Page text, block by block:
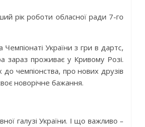
рік роботи обласної ради 7-го
України з гри в дартс,
зараз проживає у Кривому Розі.
до чемпіонства, про нових друзів
новорічне бажання.
галузі України. І що важливо –